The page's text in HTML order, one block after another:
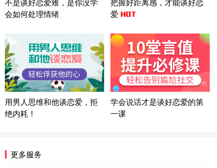
方案
湖北-武汉 135****7410
陕西-西安 139****6283
3分钟前
微信用户 喜欢下雨天^ 通过此页面咨询，已获得专属
情感方案
浙江-宁波 150****8921
28分钟前
属情感方案
湖南-长沙 187****3359
会如何处理情绪
爱
用男人思维和他谈恋爱，拒
绝内耗！
学会说话才是谈好恋爱的第
一课
更多服务